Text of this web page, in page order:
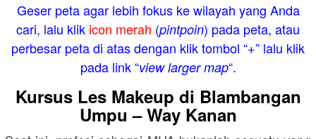
Geser peta agar lebih fokus ke wilayah yang Anda
cari, lalu klik icon merah (pintpoin) pada peta, atau
perbesar peta di atas dengan klik tombol “+” lalu klik
pada link “view larger map“.
Kursus Les Makeup di Blambangan
Umpu – Way Kanan